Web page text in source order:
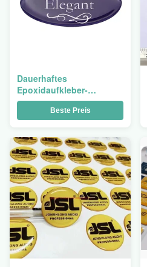
Dauerhaftes
Epoxidaufkleber-
Druckgeschäft ringsum
Beste Preis